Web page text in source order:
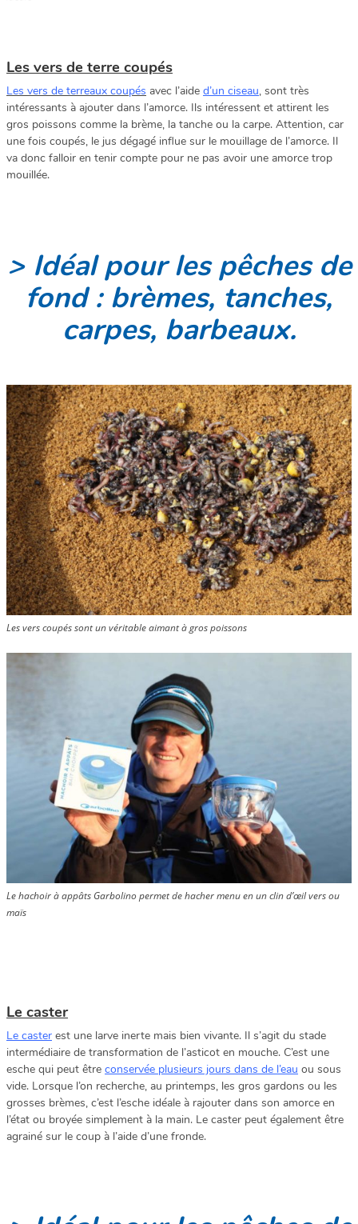
Les vers de terre coupés
Les vers de terreaux coupés avec l’aide d’un ciseau, sont très
intéressants à ajouter dans l’amorce. Ils intéressent et attirent les
gros poissons comme la brème, la tanche ou la carpe. Attention, car
une fois coupés, le jus dégagé influe sur le mouillage de l’amorce. Il
va donc falloir en tenir compte pour ne pas avoir une amorce trop
mouillée.
> Idéal pour les pêches de
fond : brèmes, tanches,
carpes, barbeaux.
Les vers coupés sont un véritable aimant à gros poissons
Le hachoir à appâts Garbolino permet de hacher menu en un clin d’œil vers ou
maïs
Le caster
Le caster est une larve inerte mais bien vivante. Il s’agit du stade
intermédiaire de transformation de l’asticot en mouche. C’est une
esche qui peut être conservée plusieurs jours dans de l’eau ou sous
vide. Lorsque l’on recherche, au printemps, les gros gardons ou les
grosses brèmes, c’est l’esche idéale à rajouter dans son amorce en
l’état ou broyée simplement à la main. Le caster peut également être
agrainé sur le coup à l’aide d’une fronde.